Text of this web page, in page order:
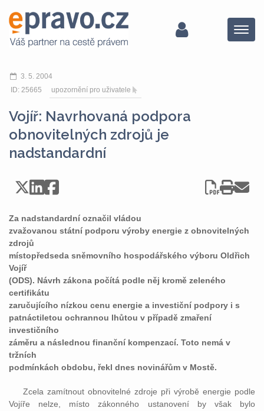
Menu
3. 5. 2004
ID: 25665
upozornění pro uživatele
Vojíř: Navrhovaná podpora
obnovitelných zdrojů je
nadstandardní
Za nadstandardní označil vládou
zvažovanou státní podporu výroby energie z obnovitelných
zdrojů
místopředseda sněmovního hospodářského výboru Oldřich
Vojíř
(ODS). Návrh zákona počítá podle něj kromě zeleného
certifikátu
zaručujícího nízkou cenu energie a investiční podpory i s
patnáctiletou ochrannou lhůtou v případě zmaření
investičního
záměru a následnou finanční kompenzací. Toto nemá v
tržních
podmínkách obdobu, řekl dnes novinářům v Mostě.
Zcela zamítnout obnovitelné zdroje při výrobě energie podle
Vojíře nelze, místo zákonného ustanovení by však bylo